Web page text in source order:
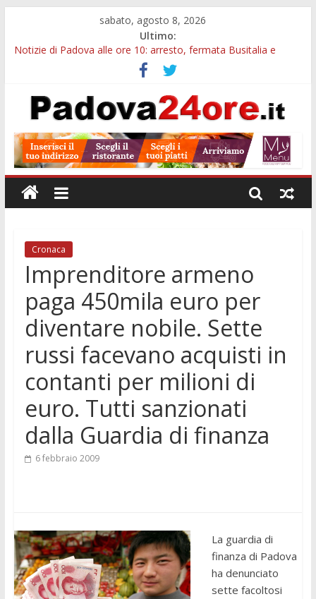
sabato, agosto 8, 2026
Ultimo:
Notizie di Padova alle ore 10: arresto, fermata Busitalia e
Notizie di Padova alle ore 23: maltrattamenti, arresto a
Limena e progetto Cool Shop
Bando sicurezza urbana Veneto: 650mila euro per Comuni e
Sicurezza esodo estivo Padova: più controlli su strade, stazioni
e treni
Bonus trasporto pubblico Veneto: 200 euro per l’abbonamento
annuale
Cronaca
Imprenditore armeno
paga 450mila euro per
diventare nobile. Sette
russi facevano acquisti in
contanti per milioni di
euro. Tutti sanzionati
dalla Guardia di finanza
6 febbraio 2009
La guardia di
finanza di Padova
ha denunciato
sette facoltosi